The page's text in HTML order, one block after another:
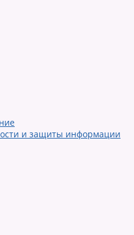
и защиты информации